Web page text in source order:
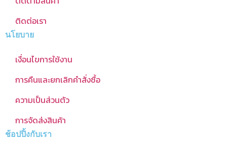
ติดต่อเรา
นโยบาย
เงื่อนไขการใช้งาน
การคืนและยกเลิกคำสั่งซื้อ
ความเป็นส่วนตัว
การจัดส่งสินค้า
ช้อปปิ้งกับเรา